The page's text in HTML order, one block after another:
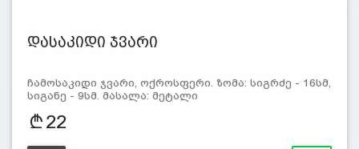
დასაკიდი ჯვარი
ჩამოსაკიდი ჯვარი, ოქროსფერი. ზომა: სიგრძე - 16სმ,
სიგანე - 9სმ. მასალა: მეტალი
22